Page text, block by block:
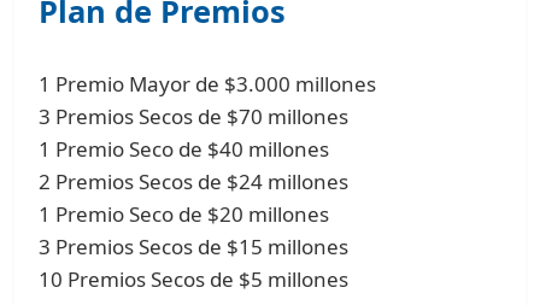
Plan de Premios
1 Premio Mayor de $3.000 millones
3 Premios Secos de $70 millones
1 Premio Seco de $40 millones
2 Premios Secos de $24 millones
1 Premio Seco de $20 millones
3 Premios Secos de $15 millones
10 Premios Secos de $5 millones